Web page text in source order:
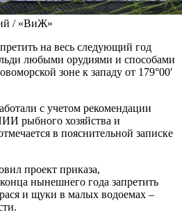
/ «ВиЖ»
на весь следующий год
любыми орудиями и способами
зоне к западу от 179°00′
с учетом рекомендации
рыбного хозяйства и
в пояснительной записке
проект приказа,
нынешнего года запретить
и щуки в малых водоемах –